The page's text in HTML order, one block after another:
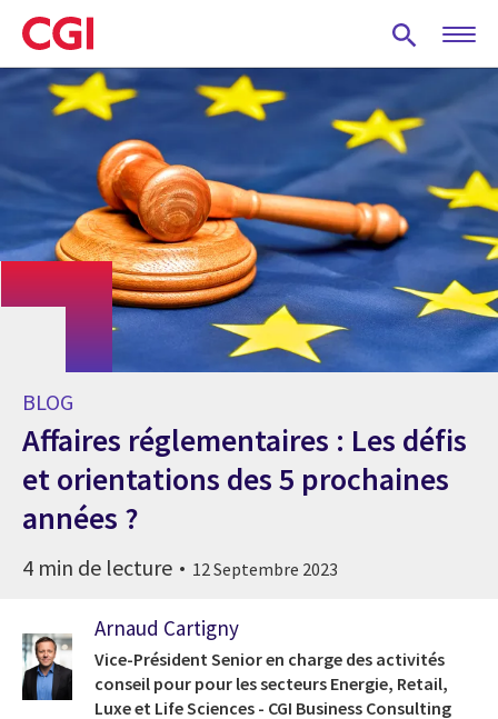
Skip
to
main
content
BLOG
Affaires réglementaires : Les défis
et orientations des 5 prochaines
années ?
4 min de lecture 12 Septembre 2023
Arnaud Cartigny
Vice-Président Senior en charge des activités
conseil pour pour les secteurs Energie, Retail,
Luxe et Life Sciences - CGI Business Consulting